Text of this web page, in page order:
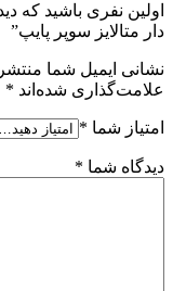
اولین نفری باشید که
دار متالایز سوپر پایپ”
نشانی ایمیل شما
علامت‌گذاری شده‌اند *
امتیاز شما *
دیدگاه شما *